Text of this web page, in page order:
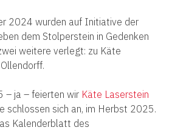
2024 wurden auf Initiative der
dem Stolperstein in Gedenken
weitere verlegt: zu Käte
– ja – feierten wir Käte Laserstein
schlossen sich an, im Herbst 2025.
Kalenderblatt des